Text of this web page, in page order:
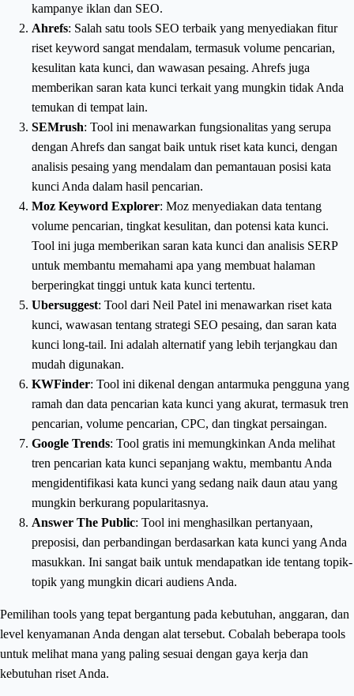
kampanye iklan dan SEO.
Ahrefs: Salah satu tools SEO terbaik yang menyediakan fitur
riset keyword sangat mendalam, termasuk volume pencarian,
kesulitan kata kunci, dan wawasan pesaing. Ahrefs juga
memberikan saran kata kunci terkait yang mungkin tidak Anda
temukan di tempat lain.
SEMrush: Tool ini menawarkan fungsionalitas yang serupa
dengan Ahrefs dan sangat baik untuk riset kata kunci, dengan
analisis pesaing yang mendalam dan pemantauan posisi kata
kunci Anda dalam hasil pencarian.
Moz Keyword Explorer: Moz menyediakan data tentang
volume pencarian, tingkat kesulitan, dan potensi kata kunci.
Tool ini juga memberikan saran kata kunci dan analisis SERP
untuk membantu memahami apa yang membuat halaman
berperingkat tinggi untuk kata kunci tertentu.
Ubersuggest: Tool dari Neil Patel ini menawarkan riset kata
kunci, wawasan tentang strategi SEO pesaing, dan saran kata
kunci long-tail. Ini adalah alternatif yang lebih terjangkau dan
mudah digunakan.
KWFinder: Tool ini dikenal dengan antarmuka pengguna yang
ramah dan data pencarian kata kunci yang akurat, termasuk tren
pencarian, volume pencarian, CPC, dan tingkat persaingan.
Google Trends: Tool gratis ini memungkinkan Anda melihat
tren pencarian kata kunci sepanjang waktu, membantu Anda
mengidentifikasi kata kunci yang sedang naik daun atau yang
mungkin berkurang popularitasnya.
Answer The Public: Tool ini menghasilkan pertanyaan,
preposisi, dan perbandingan berdasarkan kata kunci yang Anda
masukkan. Ini sangat baik untuk mendapatkan ide tentang topik-
topik yang mungkin dicari audiens Anda.
Pemilihan tools yang tepat bergantung pada kebutuhan, anggaran, dan
level kenyamanan Anda dengan alat tersebut. Cobalah beberapa tools
untuk melihat mana yang paling sesuai dengan gaya kerja dan
kebutuhan riset Anda.